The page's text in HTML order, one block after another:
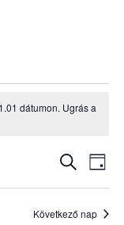
dátumon. Ugrás a
és
Keresett
Nap
Következő nap